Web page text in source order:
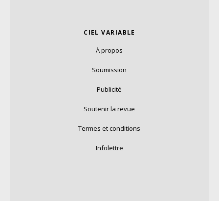
CIEL VARIABLE
À propos
Soumission
Publicité
Soutenir la revue
Termes et conditions
Infolettre